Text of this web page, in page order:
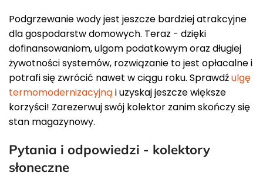
Podgrzewanie wody jest jeszcze bardziej atrakcyjne
dla gospodarstw domowych. Teraz - dzięki
dofinansowaniom, ulgom podatkowym oraz długiej
żywotności systemów, rozwiązanie to jest opłacalne i
potrafi się zwrócić nawet w ciągu roku. Sprawdźulgę
termomodernizacyjną i uzyskaj jeszcze większe
korzyści! Zarezerwuj swój kolektor zanim skończy się
stan magazynowy.
Pytania i odpowiedzi - kolektory
słoneczne